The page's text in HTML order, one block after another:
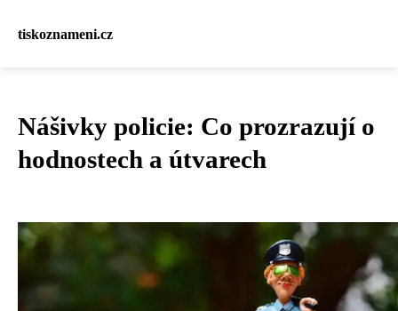
tiskoznameni.cz
Nášivky policie: Co prozrazují o
hodnostech a útvarech